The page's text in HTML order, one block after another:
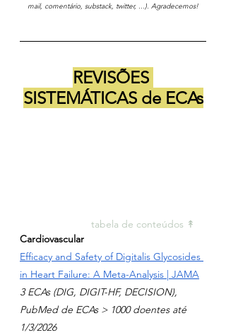
mail, comentário, substack, twitter, ...). Agradecemos!
REVISÕES
SISTEMÁTICAS de ECAs
tabela de conteúdos ↟
Cardiovascular
Efficacy and Safety of Digitalis Glycosides
in Heart Failure: A Meta-Analysis | JAMA
3 ECAs (DIG, DIGIT-HF, DECISION),
PubMed de ECAs > 1000 doentes até
1/3/2026